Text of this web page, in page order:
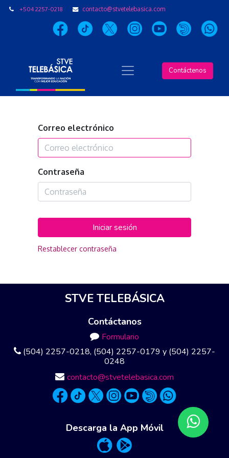
+504 2257-0218 contacto@stvetelebasica.com
Contáctenos
Correo electrónico
Contraseña
Iniciar sesión
Restablecer contraseña
STVE TELEBÁSICA
Contáctanos
Formulario
(504) 2257-0218, (504) 2257-0179 y (504) 2257-
0248
contacto@stvetelebasica.com
Descarga la App Móvil